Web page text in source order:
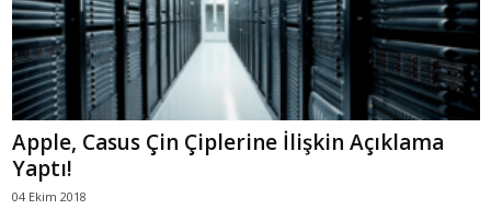
Apple, Casus Çin Çiplerine İlişkin Açıklama
Yaptı!
04 Ekim 2018